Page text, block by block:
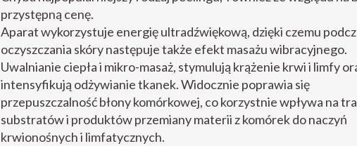
przystępną cenę.
Aparat wykorzystuje energię ultradźwiękową, dzięki czemu
oczyszczania skóry następuje także efekt masażu wibracyjnego.
Uwalnianie ciepła i mikro-masaż, stymulują krążenie krwi i limfy
intensyfikują odżywianie tkanek. Widocznie poprawia się
przepuszczalność błony komórkowej, co korzystnie wpływa na
substratów i produktów przemiany materii z komórek do naczyń
krwionośnych i limfatycznych.